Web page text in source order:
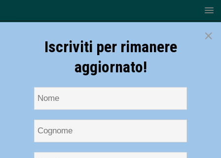
×
Iscriviti per rimanere
aggiornato!